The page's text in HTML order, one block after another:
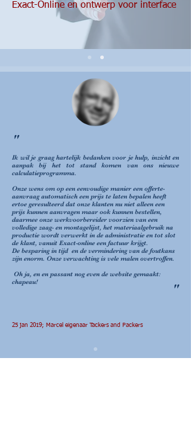
Ik wil je graag hartelijk bedanken voor je hulp, inzicht en
aanpak bij het tot stand komen van ons nieuwe
calculatieprogramma.
Onze wens om op een eenvoudige manier een offerte-
aanvraag automatisch een prijs te laten bepalen heeft
ertoe geresulteerd dat onze klanten nu niet alleen een
prijs kunnen aanvragen maar ook kunnen bestellen,
daarmee onze werkvoorbereider voorzien van een
volledige zaag- en montagelijst, het materiaalgebruik na
productie wordt verwerkt in de administratie en tot slot
de klant, vanuit Exact-online een factuur krijgt.
De besparing in tijd en de vermindering van de foutkans
zijn enorm. Onze verwachting is vele malen overtroffen.
Oh ja, en en passant nog even de website gemaakt:
chapeau!
"
"
25 jan 2019; Marcel eigenaar Tackers and Packers
Exact-Online en ontwerp voor interface